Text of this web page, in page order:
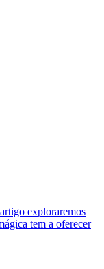
exploraremos
tem a oferecer